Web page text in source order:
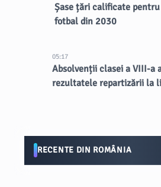
Șase țări calificate
fotbal din 2030
05:17
Absolvenții clasei a VIII-a
rezultatele repartizării la
RECENTE DIN ROMÂNIA